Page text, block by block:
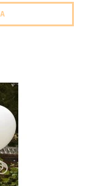
90cm dodavame